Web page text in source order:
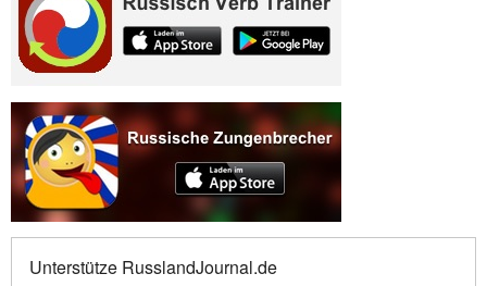
Unterstütze RusslandJournal.de